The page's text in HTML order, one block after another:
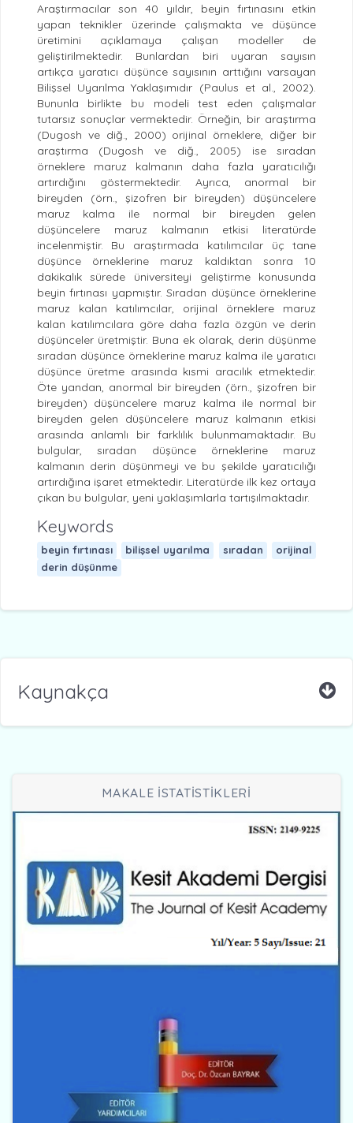
Araştırmacılar son 40 yıldır, beyin fırtınasını etkin
yapan teknikler üzerinde çalışmakta ve düşünce
üretimini açıklamaya çalışan modeller de
geliştirilmektedir. Bunlardan biri uyaran sayısın
artıkça yaratıcı düşünce sayısının arttığını varsayan
Bilişsel Uyarılma Yaklaşımıdır (Paulus et al., 2002).
Bununla birlikte bu modeli test eden çalışmalar
tutarsız sonuçlar vermektedir. Örneğin, bir araştırma
(Dugosh ve diğ., 2000) orijinal örneklere, diğer bir
araştırma (Dugosh ve diğ., 2005) ise sıradan
örneklere maruz kalmanın daha fazla yaratıcılığı
artırdığını göstermektedir. Ayrıca, anormal bir
bireyden (örn., şizofren bir bireyden) düşüncelere
maruz kalma ile normal bir bireyden gelen
düşüncelere maruz kalmanın etkisi literatürde
incelenmiştir. Bu araştırmada katılımcılar üç tane
düşünce örneklerine maruz kaldıktan sonra 10
dakikalık sürede üniversiteyi geliştirme konusunda
beyin fırtınası yapmıştır. Sıradan düşünce örneklerine
maruz kalan katılımcılar, orijinal örneklere maruz
kalan katılımcılara göre daha fazla özgün ve derin
düşünceler üretmiştir. Buna ek olarak, derin düşünme
sıradan düşünce örneklerine maruz kalma ile yaratıcı
düşünce üretme arasında kısmi aracılık etmektedir.
Öte yandan, anormal bir bireyden (örn., şizofren bir
bireyden) düşüncelere maruz kalma ile normal bir
bireyden gelen düşüncelere maruz kalmanın etkisi
arasında anlamlı bir farklılık bulunmamaktadır. Bu
bulgular, sıradan düşünce örneklerine maruz
kalmanın derin düşünmeyi ve bu şekilde yaratıcılığı
artırdığına işaret etmektedir. Literatürde ilk kez ortaya
çıkan bu bulgular, yeni yaklaşımlarla tartışılmaktadır.
Keywords
beyin fırtınası bilişsel uyarılma sıradan
orijinal
derin düşünme
Kaynakça
MAKALE İSTATİSTİKLERİ